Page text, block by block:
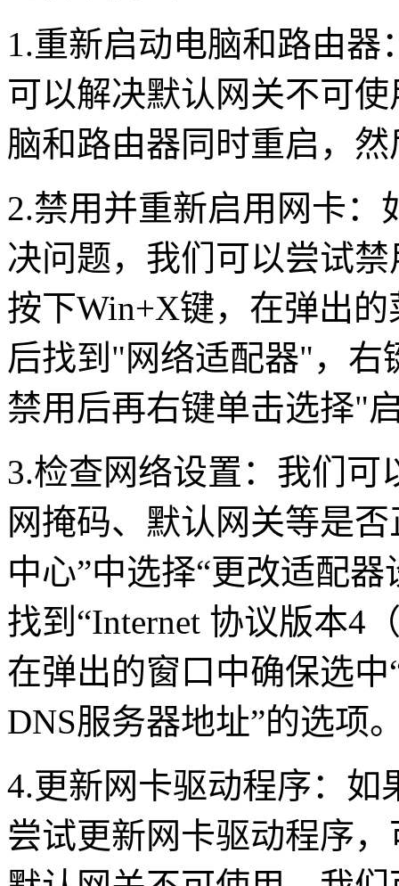
1.重新启动电脑和路由器
可以解决默认网关不可
脑和路由器同时重启，
2.禁用并重新启用网卡：
决问题，我们可以尝试
按下Win+X键，在弹出
后找到 "网络适配器"，右
禁用后再右键单击选择"
3.检查网络设置：我们可
网掩码、默认网关等是
中心”中选择“更改适配器
找到 “Internet 协议版本4
在弹出的窗口中确保选中
DNS服务器地址”的选项
4.更新网卡驱动程序：如
尝试更新网卡驱动程序